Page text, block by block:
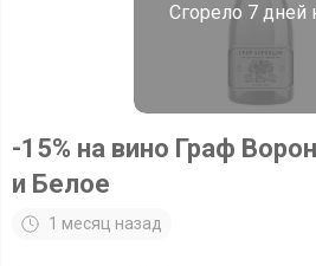
Сгорело 7 дней
-15% на вино Граф
и Белое
1 месяц назад